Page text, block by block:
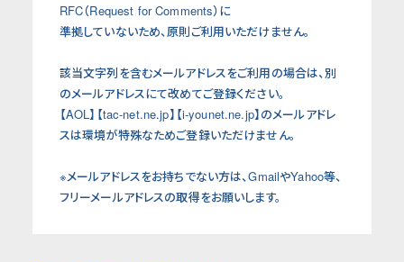
RFC（Request for Comments）に
準拠していないため、原則ご利用いただけません。
該当文字列を含むメールアドレスをご利用の場合は、別
のメールアドレスにて改めてご登録ください。
【AOL】【tac-net.ne.jp】【i-younet.ne.jp】のメールアドレ
スは環境が特殊なためご登録いただけません。
※メールアドレスをお持ちでない方は、GmailやYahoo等、
フリーメールアドレスの取得をお願いします。